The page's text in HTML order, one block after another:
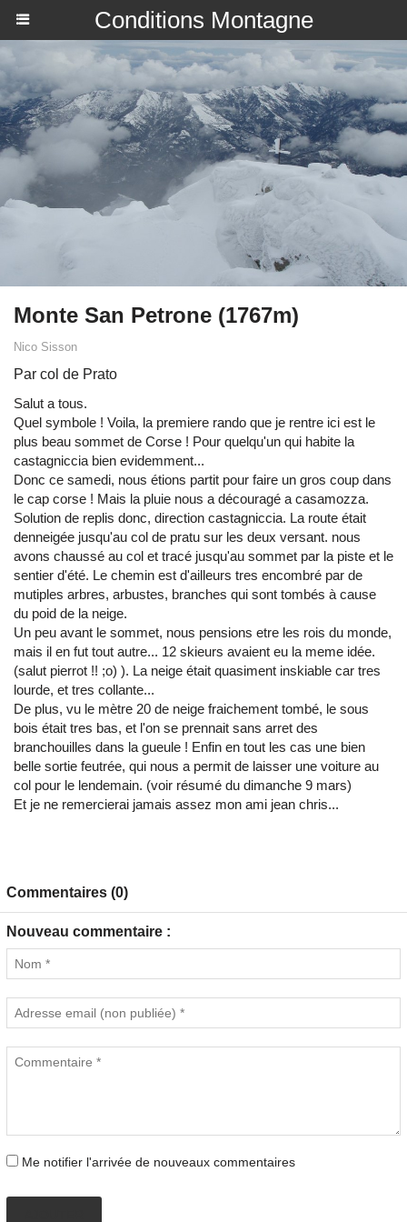
Conditions Montagne
Monte San Petrone (1767m)
Nico Sisson
Par col de Prato
Salut a tous.
Quel symbole ! Voila, la premiere rando que je rentre ici est le
plus beau sommet de Corse ! Pour quelqu'un qui habite la
castagniccia bien evidemment...
Donc ce samedi, nous étions partit pour faire un gros coup dans
le cap corse ! Mais la pluie nous a découragé a casamozza.
Solution de replis donc, direction castagniccia. La route était
denneigée jusqu'au col de pratu sur les deux versant. nous
avons chaussé au col et tracé jusqu'au sommet par la piste et le
sentier d'été. Le chemin est d'ailleurs tres encombré par de
mutiples arbres, arbustes, branches qui sont tombés à cause
du poid de la neige.
Un peu avant le sommet, nous pensions etre les rois du monde,
mais il en fut tout autre... 12 skieurs avaient eu la meme idée.
(salut pierrot !! ;o) ). La neige était quasiment inskiable car tres
lourde, et tres collante...
De plus, vu le mètre 20 de neige fraichement tombé, le sous
bois était tres bas, et l'on se prennait sans arret des
branchouilles dans la gueule ! Enfin en tout les cas une bien
belle sortie feutrée, qui nous a permit de laisser une voiture au
col pour le lendemain. (voir résumé du dimanche 9 mars)
Et je ne remercierai jamais assez mon ami jean chris...
Commentaires (0)
Nouveau commentaire :
Me notifier l'arrivée de nouveaux commentaires